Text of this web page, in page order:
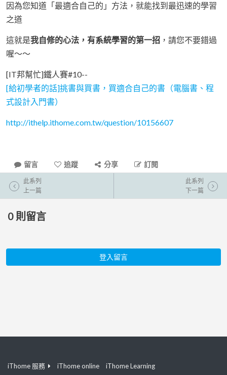
因為您知道「最適合自己的」方法，就能找到最迅速的學習
之道
這就是我自修的心法，有系統學習的第一招 ，請您不要錯過
喔～～
[IT邦幫忙]鐵人賽#10--
[給初學者的話]挑書與買書，買適合自己的書（電腦書、程
式設計入門書）
http://ithelp.ithome.com.tw/question/10156607
留言 追蹤 分享 訂閱
此系列
上一篇
此系列
下一篇
0 則留言
登入留言
iThome 服務 iThome online iThome Learning